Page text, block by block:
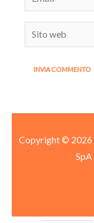
Sito
web
Copyright © 2026
SpA